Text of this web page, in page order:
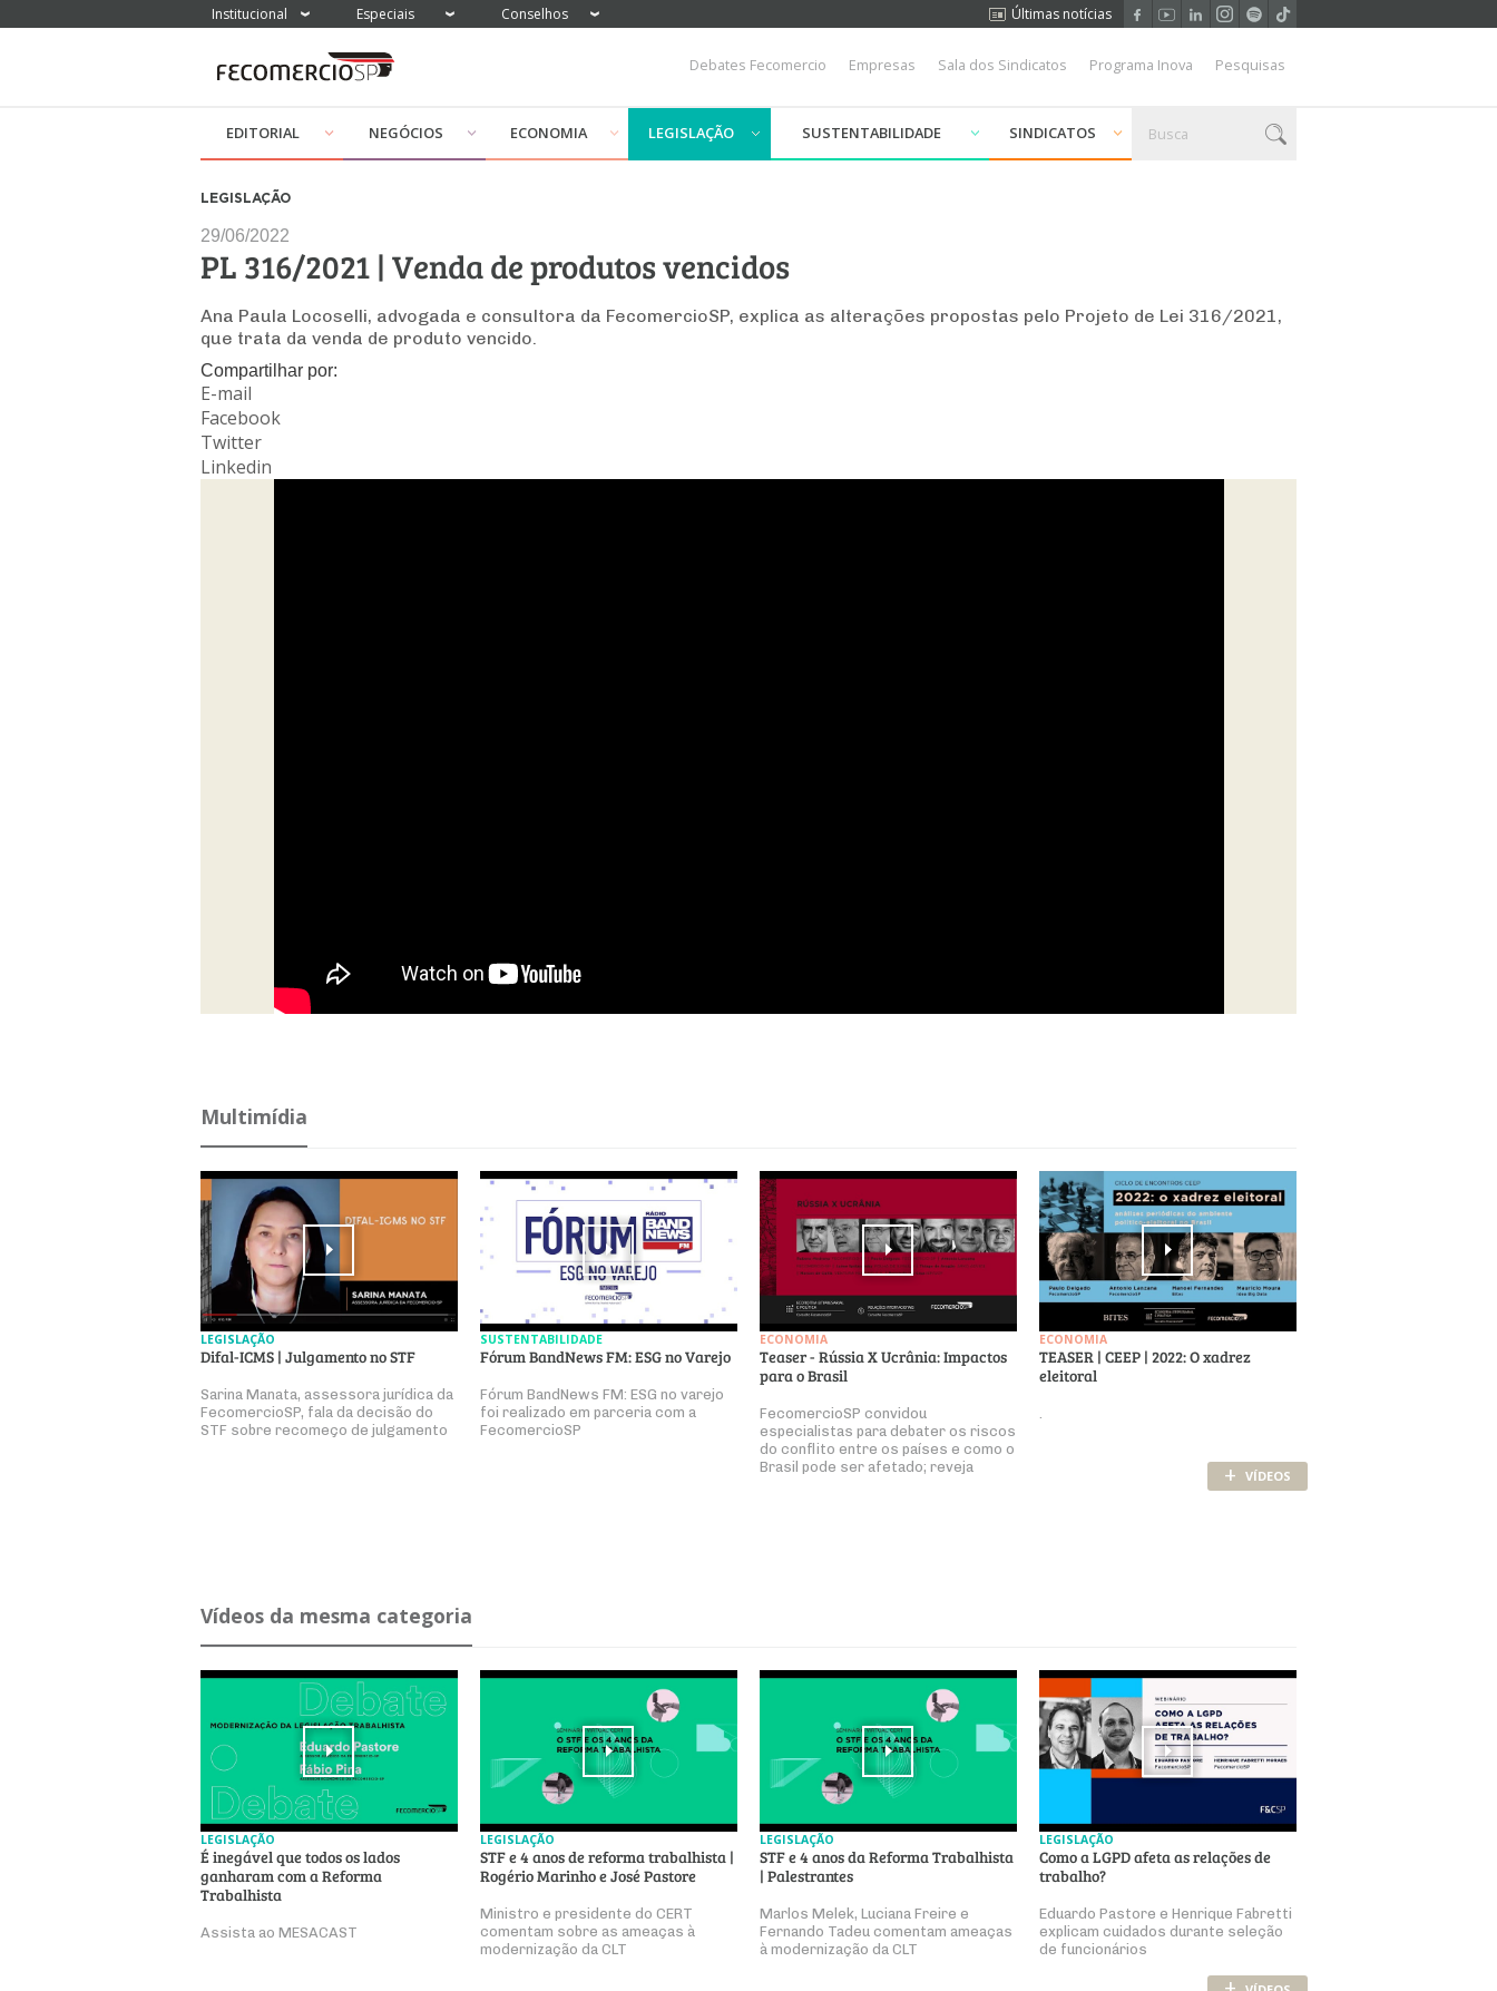
Institucional Especiais Conselhos Últimas notícias
Debates Fecomercio Empresas Sala dos Sindicatos Programa Inova Pesquisas
EDITORIAL NEGÓCIOS ECONOMIA LEGISLAÇÃO SUSTENTABILIDADE SINDICATOS
LEGISLAÇÃO
29/06/2022
PL 316/2021 | Venda de produtos vencidos
Ana Paula Locoselli, advogada e consultora da FecomercioSP, explica as alterações propostas pelo Projeto de Lei 316/2021,
que trata da venda de produto vencido.
Compartilhar por:
E-mail
Facebook
Twitter
Linkedin
Multimídia
LEGISLAÇÃO
Difal-ICMS | Julgamento no STF
Sarina Manata, assessora jurídica da
FecomercioSP, fala da decisão do
STF sobre recomeço de julgamento
SUSTENTABILIDADE
Fórum BandNews FM: ESG no Varejo
Fórum BandNews FM: ESG no varejo
foi realizado em parceria com a
FecomercioSP
ECONOMIA
Teaser - Rússia X Ucrânia: Impactos
para o Brasil
FecomercioSP convidou
especialistas para debater os riscos
do conflito entre os países e como o
Brasil pode ser afetado; reveja
ECONOMIA
TEASER | CEEP | 2022: O xadrez
eleitoral
.
+ VÍDEOS
Ví­deos da mesma ca­te­goria
LEGISLAÇÃO
É inegável que todos os lados
ganharam com a Reforma
Trabalhista
Assista ao MESACAST
LEGISLAÇÃO
STF e 4 anos de reforma trabalhista |
Rogério Marinho e José Pastore
Ministro e presidente do CERT
comentam sobre as ameaças à
modernização da CLT
LEGISLAÇÃO
STF e 4 anos da Reforma Trabalhista
| Palestrantes
Marlos Melek, Luciana Freire e
Fernando Tadeu comentam ameaças
à modernização da CLT
LEGISLAÇÃO
Como a LGPD afeta as relações de
trabalho?
Eduardo Pastore e Henrique Fabretti
explicam cuidados durante seleção
de funcionários